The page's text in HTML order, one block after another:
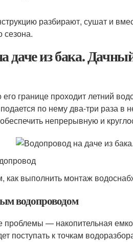
разбирают, сушат и
сезона.
даче из бака.
его границе проходит летний
по нему два-три раза в
непрерывную и
как выполнить монтаж
водопроводом
— накопительная
поступать к точкам